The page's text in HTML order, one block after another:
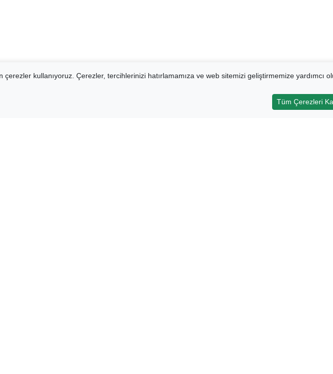
kullanıyoruz. Çerezler, tercihlerinizi hatırlamamıza ve web sitemizi geliştirmemize yardımcı
Tüm Çerezleri